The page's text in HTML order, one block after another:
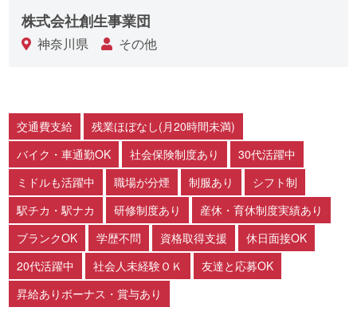
株式会社創生事業団
神奈川県 その他
交通費支給
残業ほぼなし(月20時間未満)
バイク・車通勤OK
社会保険制度あり
30代活躍中
ミドルも活躍中
職場が分煙 制服あり
シフト制
駅チカ・駅ナカ
研修制度あり
産休・育休制度実績あり
ブランクOK
学歴不問 資格取得支援
休日面接OK
20代活躍中
社会人未経験ＯＫ
友達と応募OK
昇給ありボーナス・賞与あり